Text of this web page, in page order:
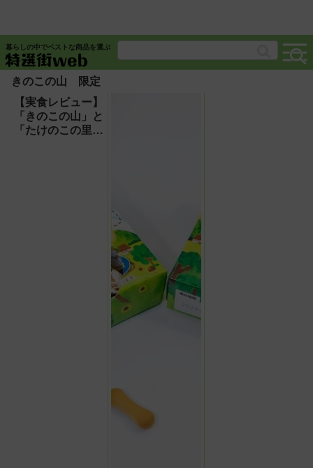
暮らしの中でベストな商品を選ぶ
きのこの山 限定
【実食レビュー】
「きのこの山」と
「たけのこの里」